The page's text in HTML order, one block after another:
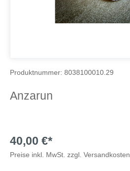
Anzarun
Produktnummer: 8038100010.29
40,00 €*
Preise inkl. MwSt. zzgl. Versandkosten